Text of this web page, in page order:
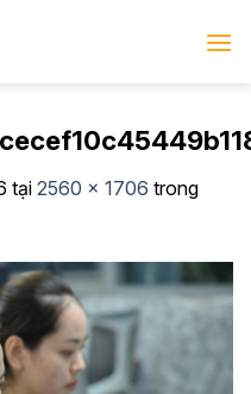
tại 2560 × 1706 trong